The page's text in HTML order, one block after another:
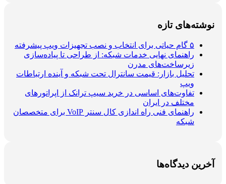
نوشته‌های تازه
۵ گام حیاتی برای انتخاب و نصب تجهیزات ویپ پیشرفته
راهنمای نهایی خدمات شبکه: از طراحی تا پیاده‌سازی
زیرساخت‌های مدرن
تحلیل بازار: قیمت سانترال تحت شبکه و آینده ارتباطات
ویپ
تفاوت‌های اساسی در خرید سیپ ترانک از اپراتورهای
مختلف در ایران
راهنمای فنی راه اندازی کال سنتر VoIP برای متخصصان
شبکه
آخرین دیدگاه‌ها